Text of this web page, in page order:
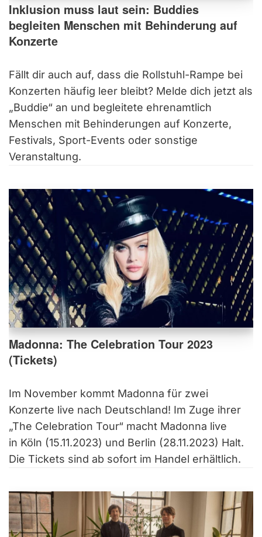
Inklusion muss laut sein: Buddies
begleiten Menschen mit Behinderung auf
Konzerte
Fällt dir auch auf, dass die Rollstuhl-Rampe bei
Konzerten häufig leer bleibt? Melde dich jetzt als
„Buddie“ an und begleitete ehrenamtlich
Menschen mit Behinderungen auf Konzerte,
Festivals, Sport-Events oder sonstige
Veranstaltung.
Madonna: The Celebration Tour 2023
(Tickets)
Im November kommt Madonna für zwei
Konzerte live nach Deutschland! Im Zuge ihrer
„The Celebration Tour“ macht Madonna live
in Köln (15.11.2023) und Berlin (28.11.2023) Halt.
Die Tickets sind ab sofort im Handel erhältlich.